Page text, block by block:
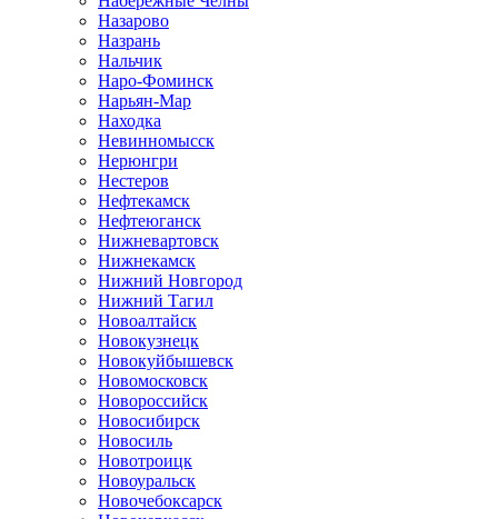
Назарово
Назрань
Нальчик
Наро-Фоминск
Нарьян-Мар
Находка
Невинномысск
Нерюнгри
Нестеров
Нефтекамск
Нефтеюганск
Нижневартовск
Нижнекамск
Нижний Новгород
Нижний Тагил
Новоалтайск
Новокузнецк
Новокуйбышевск
Новомосковск
Новороссийск
Новосибирск
Новосиль
Новотроицк
Новоуральск
Новочебоксарск